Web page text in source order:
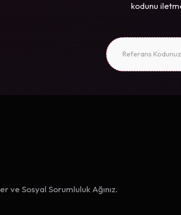
kodunu
Referans
ve Sosyal Sorumluluk Ağınız.